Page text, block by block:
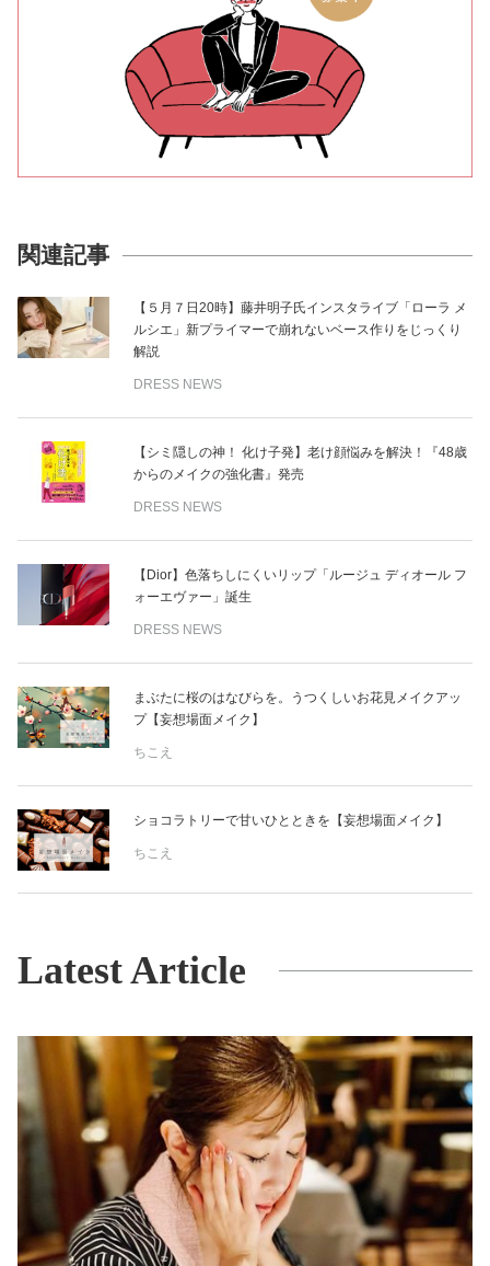
関連記事
【５月７日20時】藤井明子氏インスタライブ「ローラ メ
ルシエ」新プライマーで崩れないベース作りをじっくり
解説
DRESS NEWS
【シミ隠しの神！ 化け子発】老け顔悩みを解決！『48歳
からのメイクの強化書』発売
DRESS NEWS
【Dior】色落ちしにくいリップ「ルージュ ディオール フ
ォーエヴァー」誕生
DRESS NEWS
まぶたに桜のはなびらを。うつくしいお花見メイクアッ
プ【妄想場面メイク】
ちこえ
ショコラトリーで甘いひとときを【妄想場面メイク】
ちこえ
Latest Article